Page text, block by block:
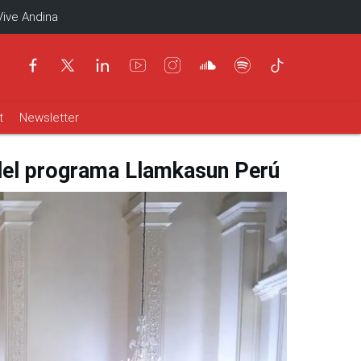
Andina
Newsletter
programa Llamkasun Perú